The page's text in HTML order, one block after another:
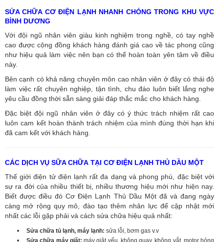
SỬA CHỮA CƠ ĐIỆN LẠNH NHANH CHÓNG TRONG KHU VỰC
BÌNH DƯƠNG
Với đội ngũ nhân viên giàu kinh nghiệm trong nghề, có tay nghề
cao được cộng đồng khách hàng đánh giá cao về tác phong cũng
như hiệu quả làm việc nên bạn có thể hoàn toàn yên tâm về điều
này.
Bên cạnh có khả năng chuyên môn cao nhân viên ở đây có thái độ
làm việc rất chuyên nghiệp, tận tình, chu đáo luôn biết lắng nghe
yêu cầu đồng thời sẵn sàng giải đáp thắc mắc cho khách hàng.
Đặc biệt đội ngũ nhân viên ở đây có ý thức trách nhiệm rất cao
luôn cam kết hoàn thành trách nhiệm của mình đúng thời hạn khi
đã cam kết với khách hàng.
CÁC DỊCH VỤ SỮA CHỮA TẠI CƠ ĐIỆN LẠNH THỦ DẦU MỘT
Thế giới điện tử điện lạnh rất đa dạng và phong phú, đặc biệt với
sự ra đời của nhiều thiết bị, nhiều thương hiệu mới như hiện nay.
Biết được điều đó Cơ Điện Lạnh Thủ Dầu Một đã và đang ngày
càng mở rộng quy mô, đào tạo thêm nhân lực để cập nhật mới
nhất các lỗi gặp phải và cách sửa chữa hiệu quả nhất:
Sửa chữa tủ lạnh, máy lạnh: sửa lỗi, bơm gas v.v